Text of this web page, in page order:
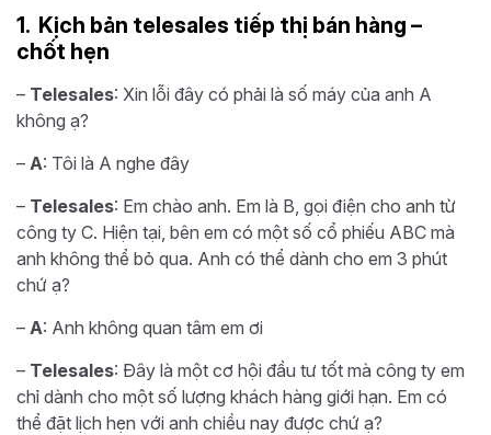
1. Kịch bản telesales tiếp thị bán hàng –
chốt hẹn
– Telesales: Xin lỗi đây có phải là số máy của anh A
không ạ?
– A: Tôi là A nghe đây
– Telesales: Em chào anh. Em là B, gọi điện cho anh từ
công ty C. Hiện tại, bên em có một số cổ phiếu ABC mà
anh không thể bỏ qua. Anh có thể dành cho em 3 phút
chứ ạ?
– A: Anh không quan tâm em ơi
– Telesales: Đây là một cơ hội đầu tư tốt mà công ty em
chỉ dành cho một số lượng khách hàng giới hạn. Em có
thể đặt lịch hẹn với anh chiều nay được chứ ạ?